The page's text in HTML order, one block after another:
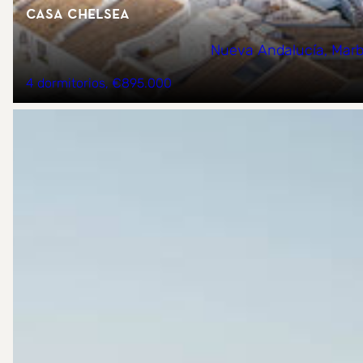
Casa Chelsea
Nueva Andalucía,
4 dormitorios €895.000